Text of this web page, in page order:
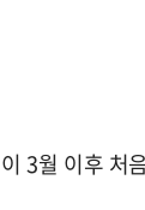
3월 이후 처